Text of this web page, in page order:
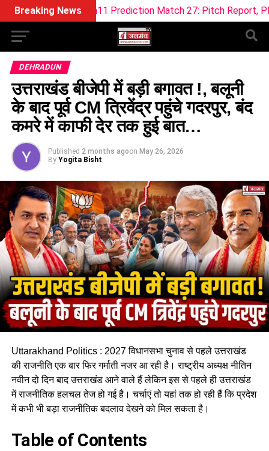
Breaking News
Dream11 Prediction Match 27: Pitch Report, Playing XI &
DEHRADUN
उत्तराखंड बीजेपी में बड़ी बगावत !, बलूनी
के बाद पूर्व CM त्रिवेंद्र पहुंचे गदरपुर, बंद
कमरे में काफी देर तक हुई बात…
Published 2 months agoon May 26, 2026
By Yogita Bisht
Uttarakhand Politics : 2027 विधानसभा चुनाव से पहले उत्तराखंड
की राजनीति एक बार फिर गर्माती नजर आ रही है। राष्ट्रीय अध्यक्ष नीतिन
नवीन दो दिन बाद उत्तराखंड आने वाले हैं लेकिन इस से पहले ही उत्तराखंड
में राजनीतिक हलचल तेज हो गई है। चर्चाएं तो यहां तक हो रही हैं कि प्रदेश
में कभी भी बड़ा राजनीतिक बदलाव देखने को मिल सकता है।
Table of Contents